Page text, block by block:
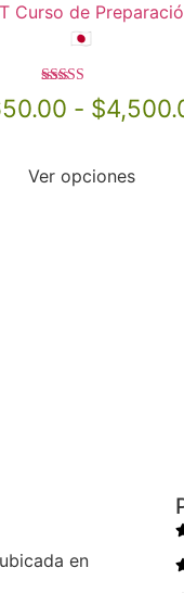
Curso de
🇯🇵
Valorado en
4.83
- $
Ver opciones
en